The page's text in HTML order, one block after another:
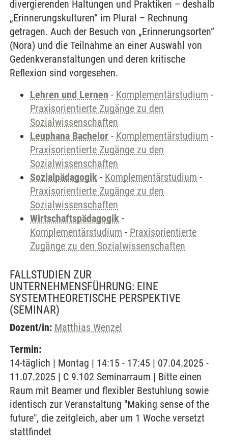
divergierenden Haltungen und Praktiken – deshalb
„Erinnerungskulturen“ im Plural – Rechnung
getragen. Auch der Besuch von „Erinnerungsorten“
(Nora) und die Teilnahme an einer Auswahl von
Gedenkveranstaltungen und deren kritische
Reflexion sind vorgesehen.
Lehren und Lernen - Komplementärstudium -
Praxisorientierte Zugänge zu den
Sozialwissenschaften
Leuphana Bachelor - Komplementärstudium -
Praxisorientierte Zugänge zu den
Sozialwissenschaften
Sozialpädagogik - Komplementärstudium -
Praxisorientierte Zugänge zu den
Sozialwissenschaften
Wirtschaftspädagogik -
Komplementärstudium - Praxisorientierte
Zugänge zu den Sozialwissenschaften
FALLSTUDIEN ZUR
UNTERNEHMENSFÜHRUNG: EINE
SYSTEMTHEORETISCHE PERSPEKTIVE
(SEMINAR)
Dozent/in: Matthias Wenzel
Termin:
14-täglich | Montag | 14:15 - 17:45 | 07.04.2025 -
11.07.2025 | C 9.102 Seminarraum | Bitte einen
Raum mit Beamer und flexibler Bestuhlung sowie
identisch zur Veranstaltung "Making sense of the
future", die zeitgleich, aber um 1 Woche versetzt
stattfindet